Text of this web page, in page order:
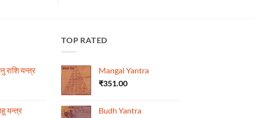
राशि यन्त्र
यन्त्र
TOP RATED
Mangal Yantra
₹351.00
Budh Yantra